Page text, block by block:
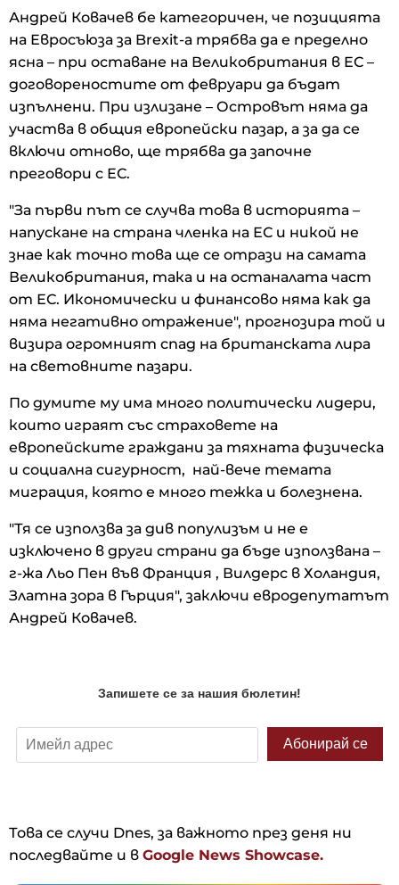
Андрей Ковачев бе категоричен, че позицията
на Евросъюза за Brexit-а трябва да е пределно
ясна – при оставане на Великобритания в ЕС –
договореностите от февруари да бъдат
изпълнени. При излизане – Островът няма да
участва в общия европейски пазар, а за да се
включи отново, ще трябва да започне
преговори с ЕС.
"За първи път се случва това в историята –
напускане на страна членка на ЕС и никой не
знае как точно това ще се отрази на самата
Великобритания, така и на останалата част
от ЕС. Икономически и финансово няма как да
няма негативно отражение", прогнозира той и
визира огромният спад на британската лира
на световните пазари.
По думите му има много политически лидери,
които играят със страховете на
европейските граждани за тяхната физическа
и социална сигурност, най-вече темата
миграция, която е много тежка и болезнена.
"Тя се използва за див популизъм и не е
изключено в други страни да бъде използвана –
г-жа Льо Пен във Франция , Вилдерс в Холандия,
Златна зора в Гърция", заключи евродепутатът
Андрей Ковачев.
Това се случи Dnes, за важното през деня ни
последвайте и в Google News Showcase.